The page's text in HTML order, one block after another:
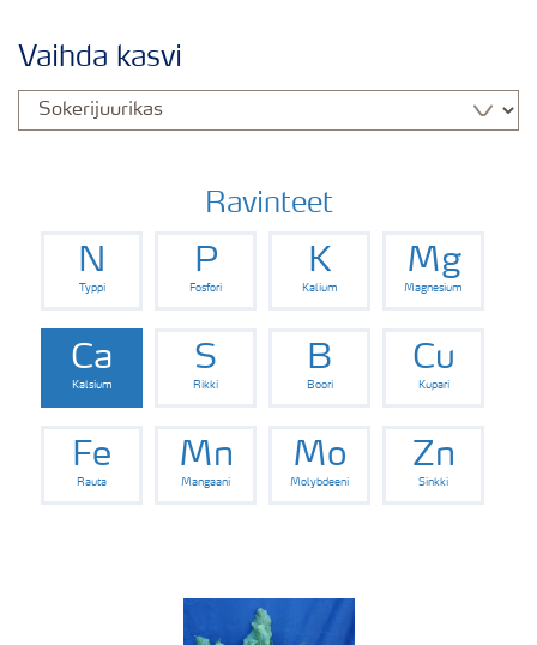
Vaihda kasvi
Ravinteet
N
Typpi
P
Fosfori
K
Kalium
Mg
Magnesium
Ca
Kalsium
S
Rikki
B
Boori
Cu
Kupari
Fe
Rauta
Mn
Mangaani
Mo
Molybdeeni
Zn
Sinkki